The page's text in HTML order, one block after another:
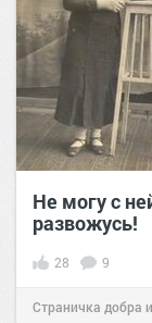
Не могу с
развожусь!
28 9
Страничка добра